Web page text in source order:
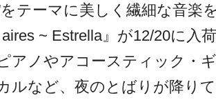
テーマに美しく繊細な音楽
aires ~ Estrella』が12/20に入
アノやアコースティック・
ルなど、夜のとばりが降り